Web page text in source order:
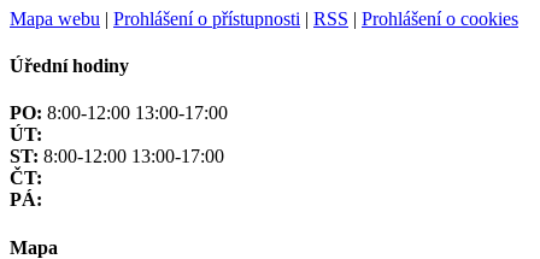
Mapa webu | Prohlášení o přístupnosti | RSS | Prohlášení o cookies
Úřední hodiny
PO: 8:00-12:00 13:00-17:00
ÚT:
ST: 8:00-12:00 13:00-17:00
ČT:
PÁ:
Mapa